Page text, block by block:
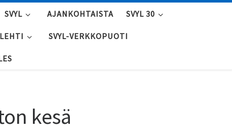
SVYL AJANKOHTAISTA SVYL 30
SVYL-VERKKOPUOTI
kesä